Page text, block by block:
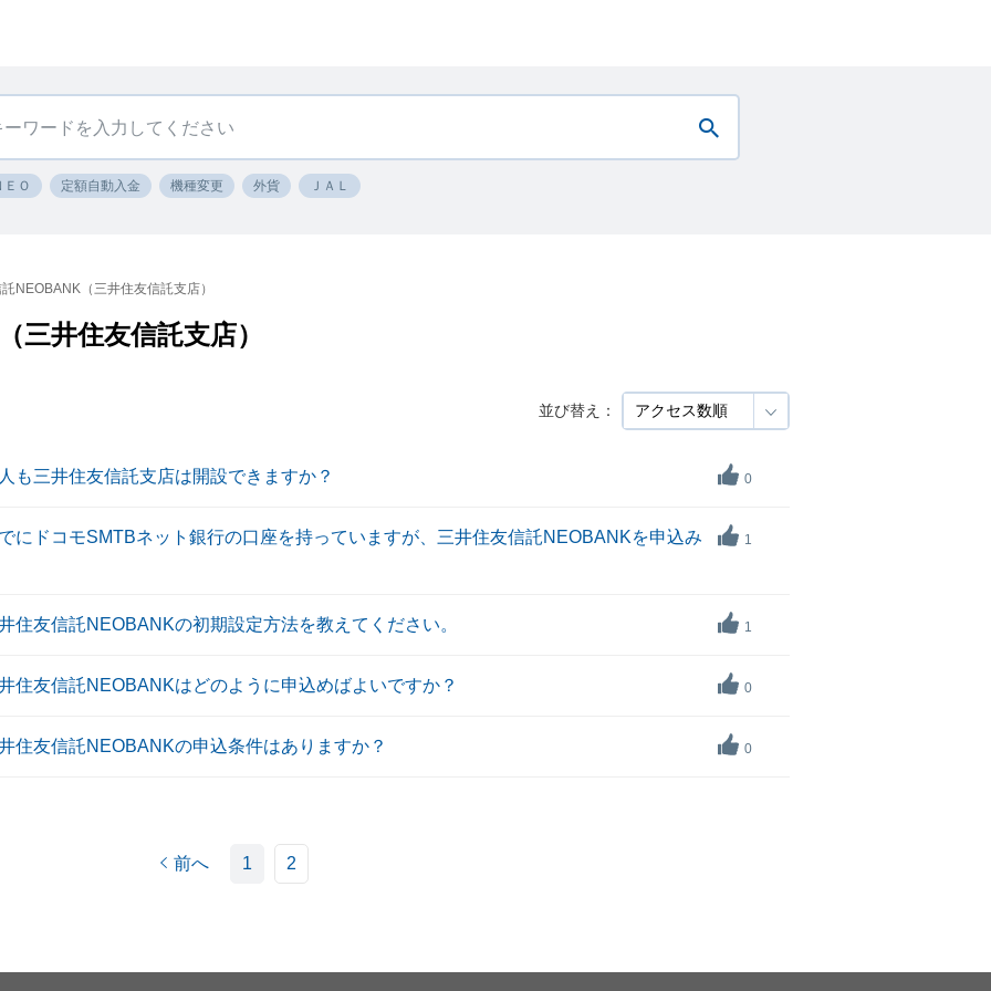
ＥＯ 定額自動入金 機種変更 外貨 ＪＡＬ
NEOBANK（三井住友信託支店）
三井住友信託支店）
並び替え：
も三井住友信託支店は開設できますか？ 0
にドコモSMTBネット銀行の口座を持っていますが、三井住友信託NEOBANKを申込み 1
住友信託NEOBANKの初期設定方法を教えてください。 1
住友信託NEOBANKはどのように申込めばよいですか？ 0
住友信託NEOBANKの申込条件はありますか？ 0
前へ 1 2